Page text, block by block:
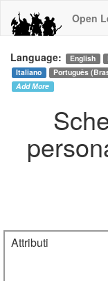
Open
Language: English
Italiano
Português
Add More
Attributi